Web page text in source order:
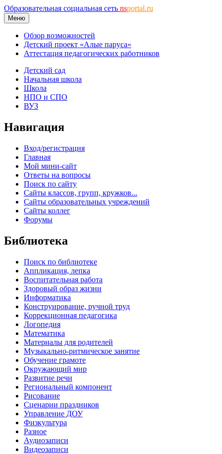
Образовательная социальная сеть nsportal.ru
Меню
Обзор возможностей
Детский проект «Алые паруса»
Аттестация педагогических работников
Детский сад
Начальная школа
Школа
НПО и СПО
ВУЗ
Навигация
Вход/регистрация
Главная
Мой мини-сайт
Ответы на вопросы
Поиск по сайту
Сайты классов, групп, кружков...
Сайты образовательных учреждений
Сайты коллег
Форумы
Библиотека
Поиск по библиотеке
Аппликация, лепка
Воспитательная работа
Здоровый образ жизни
Информатика
Конструирование, ручной труд
Коррекционная педагогика
Логопедия
Математика
Материалы для родителей
Музыкально-ритмическое занятие
Обучение грамоте
Окружающий мир
Развитие речи
Региональный компонент
Рисование
Сценарии праздников
Управление ДОУ
Физкультура
Разное
Аудиозаписи
Видеозаписи